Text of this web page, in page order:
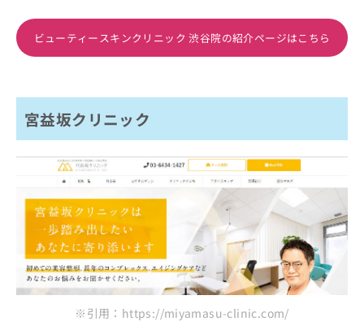
ビューティースキンクリニック 渋谷院の紹介ページはこちら
宮益坂クリニック
※引用：https://miyamasu-clinic.com/